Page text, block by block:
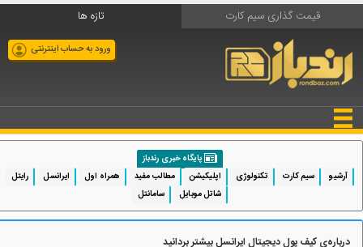
قیمت گذاری سیم کارت تازه ها
ورود به حساب اینترنتی
پایگاه خبری رندباز
آرشیو
سیم کارت تکنولوژی اپلیکیشن مطالب مفید همراه اول ایرانسل
رایتل
شاتل موبایل
سامانتل
درباره‌ی کیف پول دیجیتال ایرانسل بیشتر بردانید